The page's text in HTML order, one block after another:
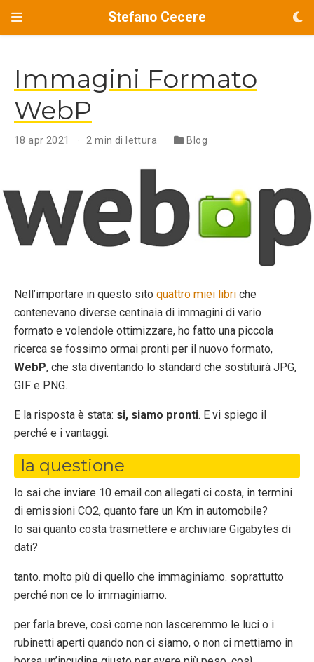
Stefano Cecere
Immagini Formato
WebP
18 apr 2021 2 min di lettura Blog
Nell’importare in questo sito quattro miei libri che
contenevano diverse centinaia di immagini di vario
formato e volendole ottimizzare, ho fatto una piccola
ricerca se fossimo ormai pronti per il nuovo formato,
WebP, che sta diventando lo standard che sostituirà JPG,
GIF e PNG.
E la risposta è stata: si, siamo pronti. E vi spiego il
perché e i vantaggi.
la questione
lo sai che inviare 10 email con allegati ci costa, in termini
di emissioni CO2, quanto fare un Km in automobile?
lo sai quanto costa trasmettere e archiviare Gigabytes di
dati?
tanto. molto più di quello che immaginiamo. soprattutto
perché non ce lo immaginiamo.
per farla breve, così come non lasceremmo le luci o i
rubinetti aperti quando non ci siamo, o non ci mettiamo in